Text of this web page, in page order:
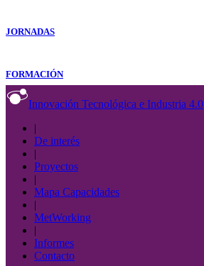
JORNADAS
FORMACIÓN
Innovación Tecnológica e Industria 4.0
|
De interés
|
Proyectos
|
Mapa Capacidades
|
MetWorking
|
Informes
Contacto